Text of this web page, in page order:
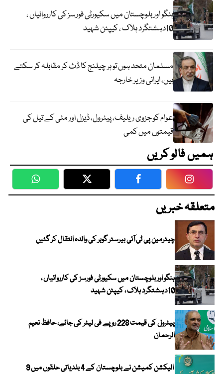
ہنگو اور بلوچستان میں سکیورٹی فورسز کی کارروائیاں ،
10دہشتگرد ہلاک ، کیپٹن شہید
مسلمان متحد ہوں تو ہر چیلنج کا ڈٹ کر مقابلہ کر سکتے
ہیں، ایرانی وزیر خارجہ
عوام کو جزوی ریلیف، پیٹرول، ڈیزل اور مٹی کے تیل کی
قیمتوں میں کمی
ہمیں فالو کریں
WhatsApp Twitter Facebook
متعلقہ خبریں
چیئرمین پی ٹی آئی بیرسٹر گوہر کی والدہ انتقال کر گئیں
ہنگو اور بلوچستان میں سکیورٹی فورسز کی کارروائیاں ،
10دہشتگرد ہلاک ، کیپٹن شہید
پیٹرول کی قیمت 228 روپے فی لیٹر کی جائے، حافظ نعیم
الرحمان
الیکشن کمیشن نے بلوچستان کے 4 بلدیاتی حلقوں میں 9